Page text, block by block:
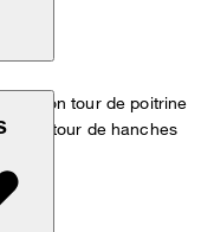
m, son tour de poitrine
son tour de hanches